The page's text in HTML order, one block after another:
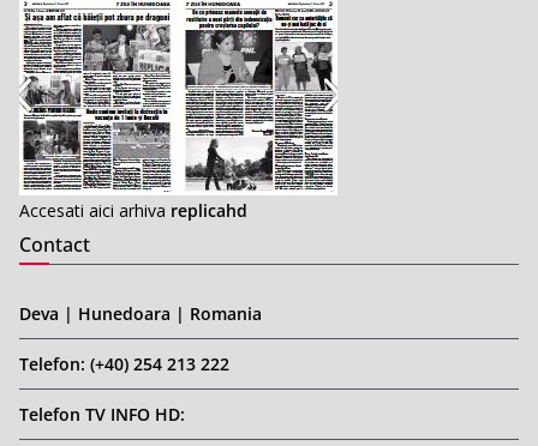
Accesati aici arhiva replicahd
Contact
Deva | Hunedoara | Romania
Telefon: (+40) 254 213 222
Telefon TV INFO HD: